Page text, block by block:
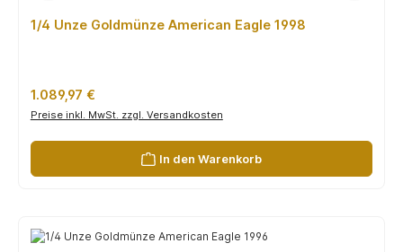
1/4 Unze Goldmünze American Eagle 1998
Regulärer Preis:
1.089,97 €
Preise inkl. MwSt. zzgl. Versandkosten
In den Warenkorb